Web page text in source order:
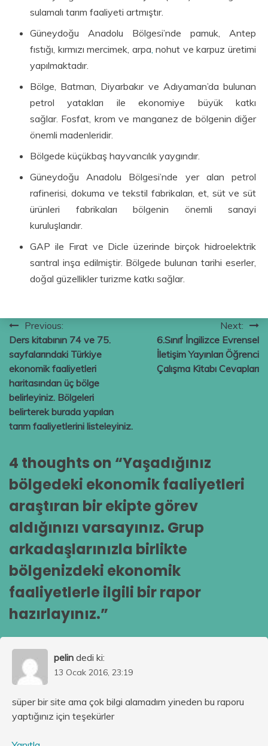
sulamalı tarım faaliyeti artmıştır.
Güneydoğu Anadolu Bölgesi’nde pamuk, Antep
fıstığı, kırmızı mercimek, arpa, nohut ve karpuz üretimi
yapılmaktadır.
Bölge, Batman, Diyarbakır ve Adıyaman’da bulunan
petrol yatakları ile ekonomiye büyük katkı
sağlar. Fosfat, krom ve manganez de bölgenin diğer
önemli madenleridir.
Bölgede küçükbaş hayvancılık yaygındır.
Güneydoğu Anadolu Bölgesi’nde yer alan petrol
rafinerisi, dokuma ve tekstil fabrikaları, et, süt ve süt
ürünleri fabrikaları bölgenin önemli sanayi
kuruluşlarıdır.
GAP ile Fırat ve Dicle üzerinde birçok hidroelektrik
santral inşa edilmiştir. Bölgede bulunan tarihi eserler,
doğal güzellikler turizme katkı sağlar.
Yazı
gezinmesi
Previous:
Ders kitabının 74 ve 75.
sayfalarındaki Türkiye
ekonomik faaliyetleri
haritasından üç bölge
belirleyiniz. Bölgeleri
belirterek burada yapılan
tarım faaliyetlerini listeleyiniz.
Next:
6.Sınıf İngilizce Evrensel
İletişim Yayınları Öğrenci
Çalışma Kitabı Cevapları
4 thoughts on “Yaşadığınız
bölgedeki ekonomik faaliyetleri
araştıran bir ekipte görev
aldığınızı varsayınız. Grup
arkadaşlarınızla birlikte
bölgenizdeki ekonomik
faaliyetlerle ilgili bir rapor
hazırlayınız.”
pelin dedi ki:
13 Ocak 2016, 23:19
süper bir site ama çok bilgi alamadım yineden bu raporu
yaptığınız için teşekürler